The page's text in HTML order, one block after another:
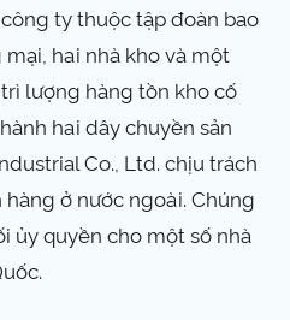
ty thuộc tập đoàn bao
hai nhà kho và một
lượng hàng tồn kho cố
hai dây chuyền sản
Co., Ltd. chịu trách
ở nước ngoài. Chúng
ủy quyền cho một số nhà